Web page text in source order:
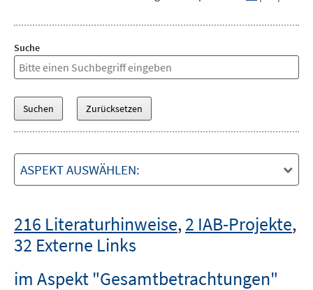
Suche
ASPEKT AUSWÄHLEN:
216 Literaturhinweise,2 IAB-Projekte,
32 Externe Links
im Aspekt "Gesamtbetrachtungen"